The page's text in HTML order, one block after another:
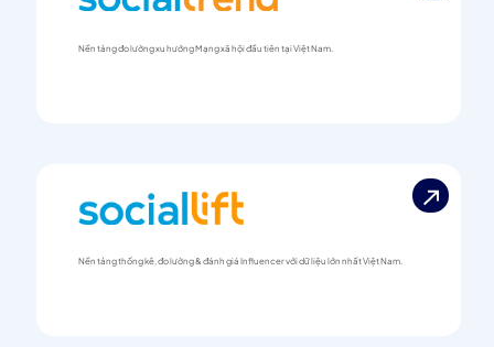
Nền tảng đo lường xu hướng Mạng xã hội đầu tiên tại Việt Nam.
Nền tảng thống kê, đo lường & đánh giá Influencer với dữ liệu lớn nhất Việt Nam.